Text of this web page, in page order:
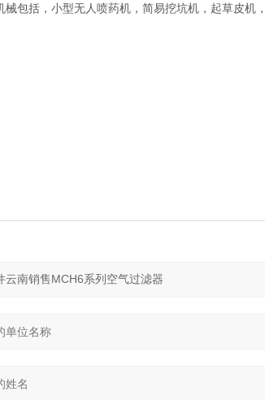
包括，小型无人喷药机，简易挖坑机，起草皮机，